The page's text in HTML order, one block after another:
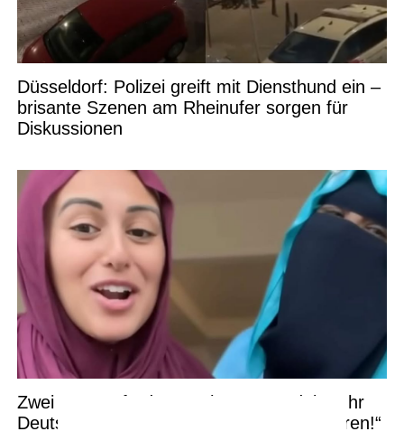
Düsseldorf: Polizei greift mit Diensthund ein –
brisante Szenen am Rheinufer sorgen für
Diskussionen
Zwei Frauen fordern mehr Verständnis: „Ihr
Deutschen habt das einfach zu respektieren!“